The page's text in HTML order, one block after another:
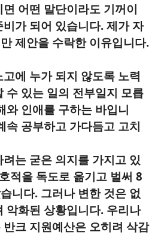
어떤 말단이라도 기꺼이
가 되어 있습니다. 제가 자
제안을 수락한 이유입니다.
에 누가 되지 않도록 노력
수 있는 일의 전부일지 모릅
와 인애를 구하는 바입니
속 공부하고 가다듬고 고치
는 굳은 의지를 가지고 있
적을 독도로 옮기고 벌써 8
니다. 그러나 변한 것은 없
악화된 상황입니다. 우리나
크 지원예산은 오히려 삭감